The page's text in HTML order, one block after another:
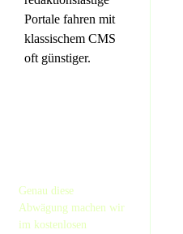
Portale fahren mit
klassischem CMS
oft günstiger.
Genau diese
Abwägung machen wir
im kostenlosen